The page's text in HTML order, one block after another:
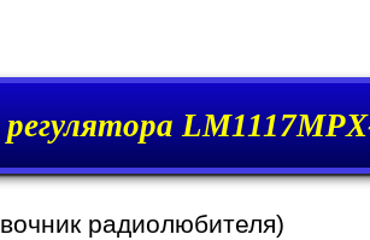
радиолюбителя)